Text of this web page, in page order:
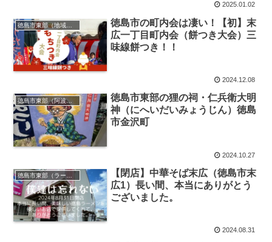
2025.01.02
徳島市東部（地域コミュニティ）
徳島市の町内会は凄い！【初】末
広一丁目町内会（餅つき大会）三
味線餅つき！！
2024.12.08
徳島市東部（阿波の狸の祠を巡る）
徳島市東部の狸の祠・仁兵衛大明
神（にへいだいみょうじん）徳島
市金沢町
2024.10.27
徳島市東部（ラーメン）
【閉店】中華そば末広（徳島市末
広1）長い間、本当にありがとう
ございました。
2024.08.31